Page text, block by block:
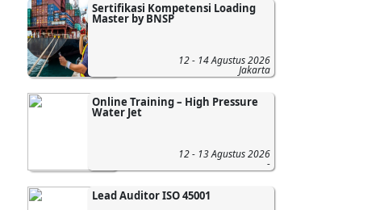
Sertifikasi Kompetensi Loading
Master by BNSP
12 - 14 Agustus 2026
Jakarta
Online Training – High Pressure
Water Jet
12 - 13 Agustus 2026
-
Lead Auditor ISO 45001